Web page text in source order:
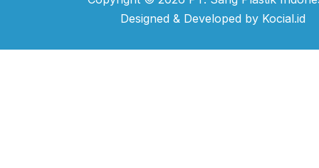
Designed & Developed by Kocial.id